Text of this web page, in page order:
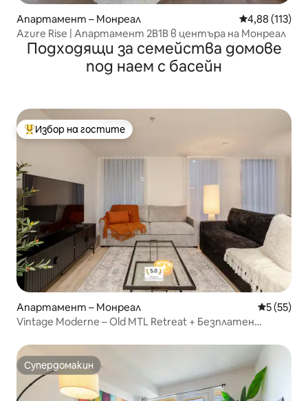
Апартамент – Монреал Средна
4,88 (113)
Azure Rise | Апартамент 2B1B в центъра на Монреал
Подходящи за семейства домове
под наем с басейн
Най-популярен избор на гостите
Избор на гостите
Апартамент – Монреал Средна
5 (55)
Vintage Moderne – Old MTL Retreat + Безплатен
Супердомакин
Супердомакин